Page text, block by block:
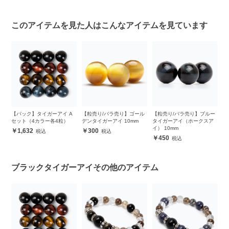
このアイテムを見た人はこんなアイテムを見ています
【パック】タイガーアイ A
セット（4カラー各4粒）
1,632
【粒売り/バラ売り】ゴール
デンタイガーアイ 10mm
300
【粒売り/バラ売り】ブルー
タイガーアイ（ホークスア
イ） 10mm
450
ブラックタイガーアイその他のアイテム